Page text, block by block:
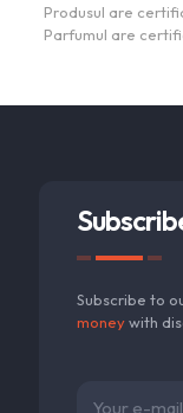
Produsul are
Parfumul are
Subscribe to
moneywith